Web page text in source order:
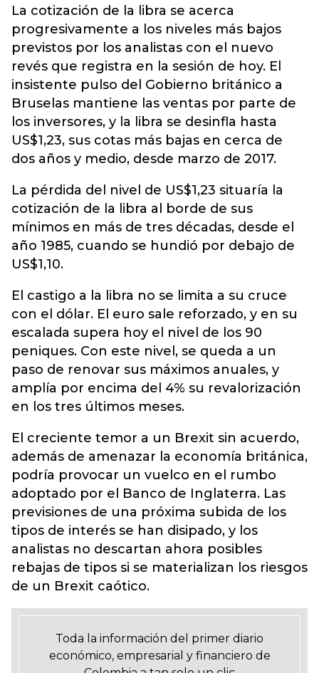
La cotización de la libra se acerca
progresivamente a los niveles más bajos
previstos por los analistas con el nuevo
revés que registra en la sesión de hoy. El
insistente pulso del Gobierno británico a
Bruselas mantiene las ventas por parte de
los inversores, y la libra se desinfla hasta
US$1,23, sus cotas más bajas en cerca de
dos años y medio, desde marzo de 2017.
La pérdida del nivel de US$1,23 situaría la
cotización de la libra al borde de sus
mínimos en más de tres décadas, desde el
año 1985, cuando se hundió por debajo de
US$1,10.
El castigo a la libra no se limita a su cruce
con el dólar. El euro sale reforzado, y en su
escalada supera hoy el nivel de los 90
peniques. Con este nivel, se queda a un
paso de renovar sus máximos anuales, y
amplía por encima del 4% su revalorización
en los tres últimos meses.
El creciente temor a un Brexit sin acuerdo,
además de amenazar la economía británica,
podría provocar un vuelco en el rumbo
adoptado por el Banco de Inglaterra. Las
previsiones de una próxima subida de los
tipos de interés se han disipado, y los
analistas no descartan ahora posibles
rebajas de tipos si se materializan los riesgos
de un Brexit caótico.
Toda la información del primer diario
económico, empresarial y financiero de